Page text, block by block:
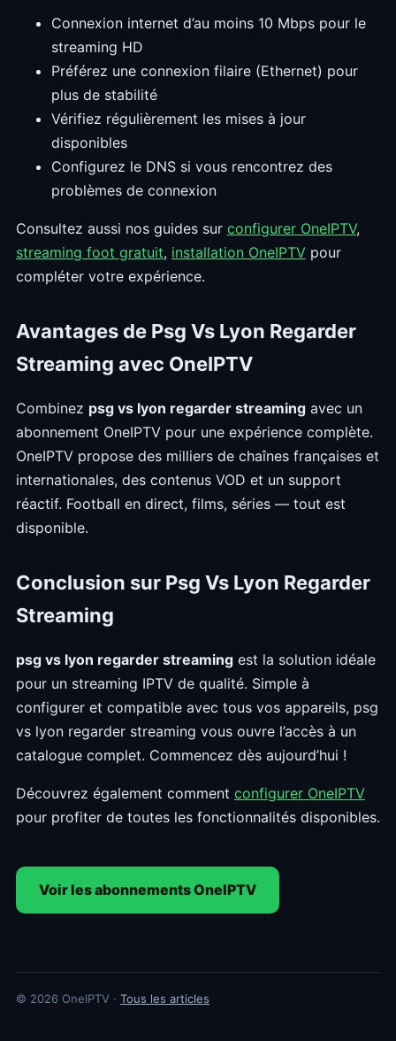
Connexion internet d’au moins 10 Mbps pour le
streaming HD
Préférez une connexion filaire (Ethernet) pour
plus de stabilité
Vérifiez régulièrement les mises à jour
disponibles
Configurez le DNS si vous rencontrez des
problèmes de connexion
Consultez aussi nos guides sur configurer OneIPTV,
streaming foot gratuit, installation OneIPTV pour
compléter votre expérience.
Avantages de Psg Vs Lyon Regarder
Streaming avec OneIPTV
Combinez psg vs lyon regarder streaming avec un
abonnement OneIPTV pour une expérience complète.
OneIPTV propose des milliers de chaînes françaises et
internationales, des contenus VOD et un support
réactif. Football en direct, films, séries — tout est
disponible.
Conclusion sur Psg Vs Lyon Regarder
Streaming
psg vs lyon regarder streaming est la solution idéale
pour un streaming IPTV de qualité. Simple à
configurer et compatible avec tous vos appareils, psg
vs lyon regarder streaming vous ouvre l’accès à un
catalogue complet. Commencez dès aujourd’hui !
Découvrez également comment configurer OneIPTV
pour profiter de toutes les fonctionnalités disponibles.
Voir les abonnements OneIPTV
© 2026 OneIPTV · Tous les articles